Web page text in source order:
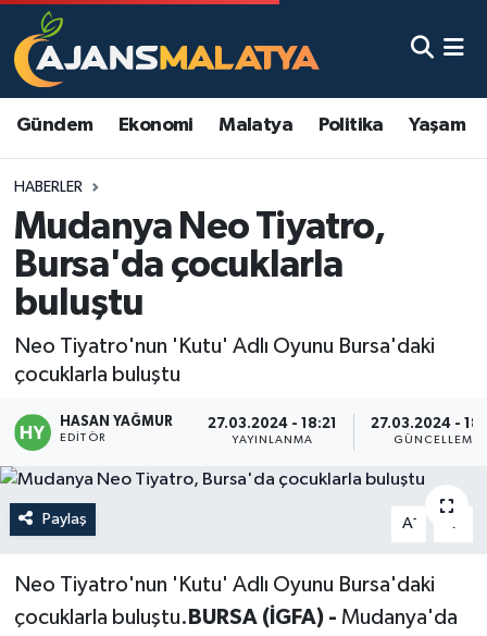
Gündem Ekonomi Malatya Politika Yaşam
HABERLER
Mudanya Neo Tiyatro,
Bursa'da çocuklarla
buluştu
Neo Tiyatro'nun 'Kutu' Adlı Oyunu Bursa'daki
çocuklarla buluştu
HASAN YAĞMUR
EDITÖR
27.03.2024 - 18:21
YAYINLANMA
27.03.2024 -
GÜNCELLEME
Paylaş A- A
Neo Tiyatro'nun 'Kutu' Adlı Oyunu Bursa'daki
çocuklarla buluştu. BURSA (İGFA) - Mudanya'da
Asayiş
Eğitim
Ekonomi
Gündem
Kadın
Kültür & Sanat
Magazin
Politika
Sağlık
Malatya Nöbetçi Eczaneler
Malatya Namaz Vakitleri
Malatya Trafik Yoğunluk Haritası
TFF 3.Lig 2.Grup Puan Durumu ve Fikstür
Tüm Manşetler
Son Dakika Haberleri
Haber Arşivi